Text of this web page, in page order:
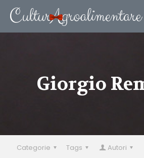
Giorgio
Categorie Tags Autori